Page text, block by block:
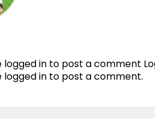
logged in to post a comment
logged in to post a comment.